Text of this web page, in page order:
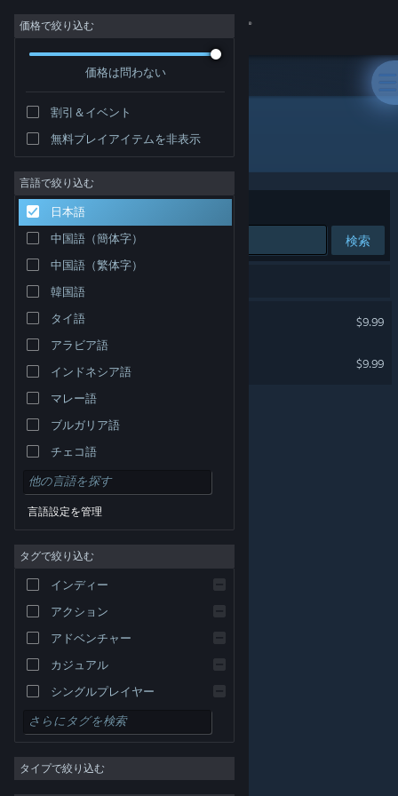
サインイン
コミュニティ
詳細
サポート
言語を変更
Steamモバイルアプリを入手
デスクトップウェブサイトを表示
国およびその他の国の各社が所有します。プライバシー
ポリシー|リーガル|アクセシビリティ|Steam 利
用規約|返金| Cookie
価格で絞り込む
価格は問わない
割引＆イベント
無料プレイアイテムを非表示
言語で絞り込む
日本語
中国語（簡体字）
中国語（繁体字）
韓国語
タイ語
アラビア語
インドネシア語
マレー語
ブルガリア語
チェコ語
デンマーク語
ドイツ語
英語
スペイン語 - スペイン
スペイン語－ラテンアメリカ
ギリシャ語
言語設定を管理
タグで絞り込む
インディー
アクション
アドベンチャー
カジュアル
シングルプレイヤー
シミュレーション
RPG
ストラテジー
タイプで絞り込む
開発元: RomanKitayama
並べ替え 適合性
検索
$9.99
$9.99